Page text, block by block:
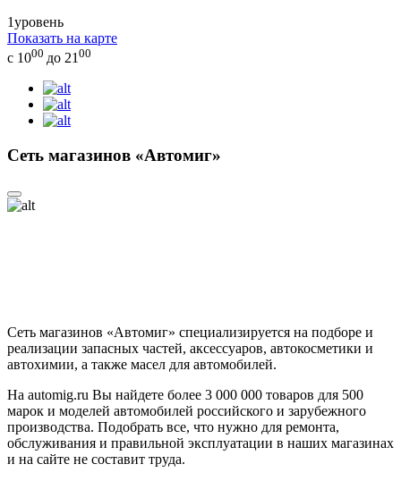
1уровень
Показать на карте
с 1000 до 21 00
Сеть магазинов «Автомиг»
Сеть магазинов «Автомиг» специализируется на подборе и
реализации запасных частей, аксессуаров, автокосметики и
автохимии, а также масел для автомобилей.
На automig.ru Вы найдете более 3 000 000 товаров для 500
марок и моделей автомобилей российского и зарубежного
производства. Подобрать все, что нужно для ремонта,
обслуживания и правильной эксплуатации в наших магазинах
и на сайте не составит труда.